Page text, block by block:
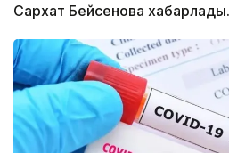
Сархат Бейсенова хабарлады.